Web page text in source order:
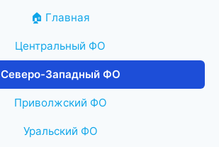
🏠 Главная
Центральный ФО
Северо-Западный ФО
Приволжский ФО
Уральский ФО